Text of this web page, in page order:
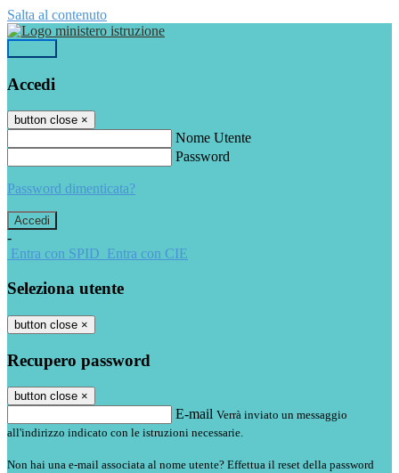
Salta al contenuto
Accedi
button close ×
Nome Utente
Password
Password dimenticata?
-
Entra con SPID Entra con CIE
Seleziona utente
button close ×
Recupero password
button close ×
E-mail Verrà inviato un messaggio
all'indirizzo indicato con le istruzioni necessarie.
Non hai una e-mail associata al nome utente? Effettua il reset della password